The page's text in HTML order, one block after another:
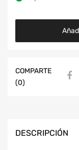
COMPARTE
(0)
DESCRIPCIÓN